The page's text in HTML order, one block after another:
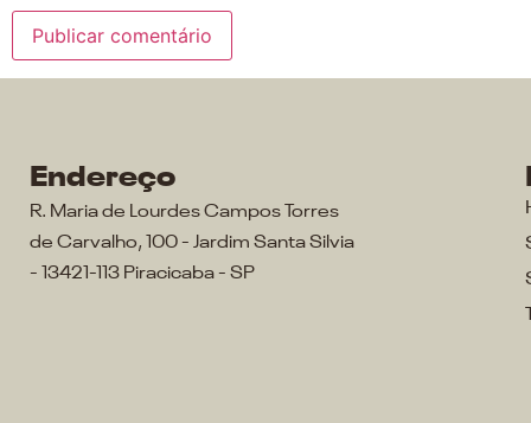
Endereço
R. Maria de Lourdes Campos Torres
de Carvalho, 100 - Jardim Santa Silvia
- 13421-113 Piracicaba - SP